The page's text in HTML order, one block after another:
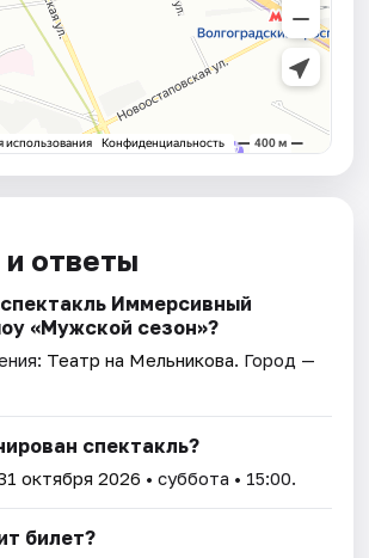
ответы
Иммерсивный
«Мужской сезон»?
Театр на Мельникова. Город —
спектакль?
октября 2026 • суббота • 15:00.
билет?